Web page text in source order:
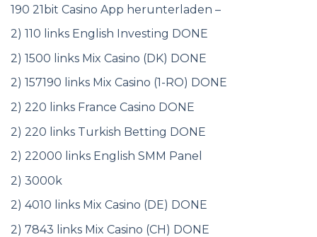
190 21bit Casino App herunterladen –
2) 110 links English Investing DONE
2) 1500 links Mix Casino (DK) DONE
2) 157190 links Mix Casino (1-RO) DONE
2) 220 links France Casino DONE
2) 220 links Turkish Betting DONE
2) 22000 links English SMM Panel
2) 3000k
2) 4010 links Mix Casino (DE) DONE
2) 7843 links Mix Casino (CH) DONE